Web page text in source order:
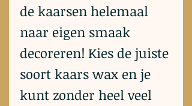
de kaarsen helemaal
naar eigen smaak
decoreren! Kies de juiste
soort kaars wax en je
kunt zonder heel veel